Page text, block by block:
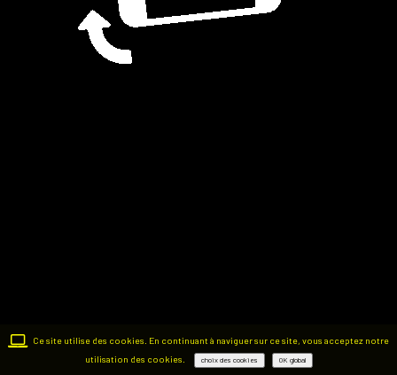
Ce site utilise des cookies. En continuant à naviguer sur ce site, vous acceptez notre
utilisation des cookies.
choix des cookies OK global